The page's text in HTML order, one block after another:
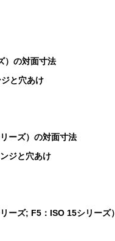
）の対面寸法
と穴あけ
ーズ）の対面寸法
ジと穴あけ
ーズ; F5：ISO 15シリーズ）